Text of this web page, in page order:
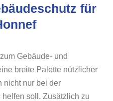
für
Gebäude- und
breite Palette nützlicher
nicht nur bei der
soll. Zusätzlich zu